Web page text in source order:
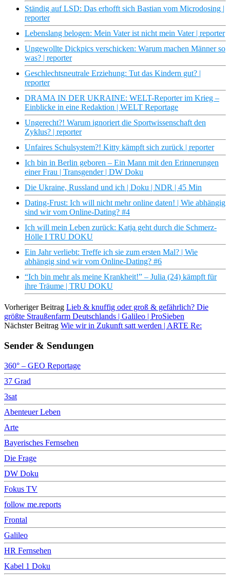
Ständig auf LSD: Das erhofft sich Bastian vom Microdosing |
reporter
Lebenslang belogen: Mein Vater ist nicht mein Vater | reporter
Ungewollte Dickpics verschicken: Warum machen Männer so
was? | reporter
Geschlechtsneutrale Erziehung: Tut das Kindern gut? |
reporter
DRAMA IN DER UKRAINE: WELT-Reporter im Krieg –
Einblicke in eine Redaktion | WELT Reportage
Ungerecht?! Warum ignoriert die Sportwissenschaft den
Zyklus? | reporter
Unfaires Schulsystem?! Kitty kämpft sich zurück | reporter
Ich bin in Berlin geboren – Ein Mann mit den Erinnerungen
einer Frau | Transgender | DW Doku
Die Ukraine, Russland und ich | Doku | NDR | 45 Min
Dating-Frust: Ich will nicht mehr online daten! | Wie abhängig
sind wir vom Online-Dating? #4
Ich will mein Leben zurück: Katja geht durch die Schmerz-
Hölle I TRU DOKU
Ein Jahr verliebt: Treffe ich sie zum ersten Mal? | Wie
abhängig sind wir vom Online-Dating? #6
“Ich bin mehr als meine Krankheit!” – Julia (24) kämpft für
ihre Träume | TRU DOKU
Vorheriger Beitrag Lieb & knuffig oder groß & gefährlich? Die
größte Straußenfarm Deutschlands | Galileo | ProSieben
Nächster Beitrag Wie wir in Zukunft satt werden | ARTE Re:
Sender & Sendungen
360° – GEO Reportage
37 Grad
3sat
Abenteuer Leben
Arte
Bayerisches Fernsehen
Die Frage
DW Doku
Fokus TV
follow me.reports
Frontal
Galileo
HR Fernsehen
Kabel 1 Doku